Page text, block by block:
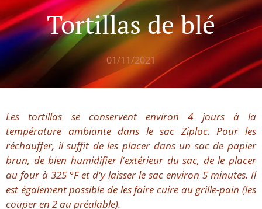
Tortillas de blé
01/11/2021
Les tortillas se conservent environ 4 jours à la
température ambiante dans le sac Ziploc. Pour les
réchauffer, il suffit de les placer dans un sac de papier
brun, de bien humidifier l'extérieur du sac, de le placer
au four à 325 °F et d'y laisser le sac environ 5 minutes. Il
est également possible de les faire cuire au grille-pain (les
couper en 2 au préalable).